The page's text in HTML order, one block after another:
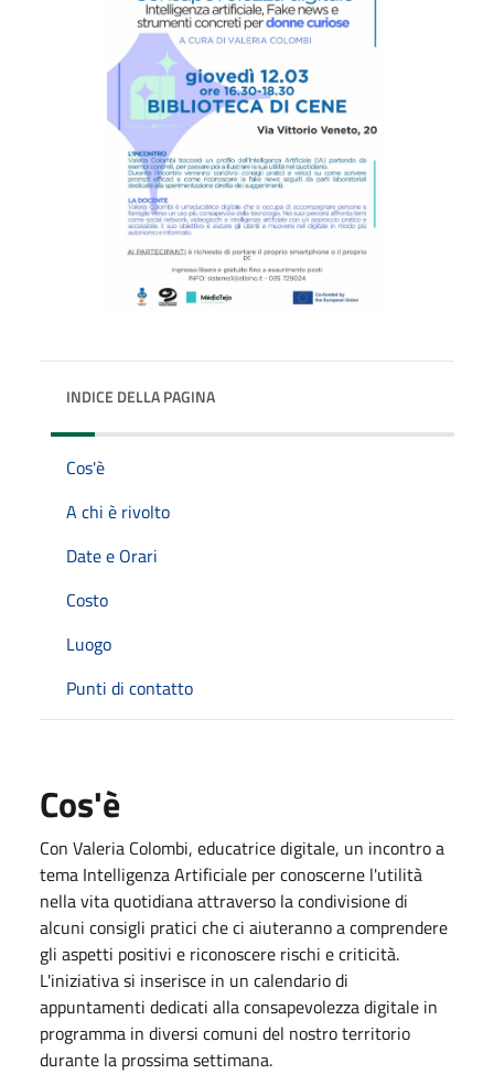
INDICE DELLA PAGINA
Cos'è
A chi è rivolto
Date e Orari
Costo
Luogo
Punti di contatto
Cos'è
Con Valeria Colombi, educatrice digitale, un incontro a
tema Intelligenza Artificiale per conoscerne l'utilità
nella vita quotidiana attraverso la condivisione di
alcuni consigli pratici che ci aiuteranno a comprendere
gli aspetti positivi e riconoscere rischi e criticità.
L'iniziativa si inserisce in un calendario di
appuntamenti dedicati alla consapevolezza digitale in
programma in diversi comuni del nostro territorio
durante la prossima settimana.